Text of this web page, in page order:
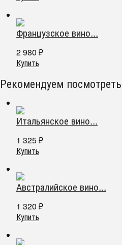
Французское вино...
2 980 ₽
Купить
Рекомендуем посмотреть
Итальянское вино...
1 325 ₽
Купить
Австралийское вино...
1 320 ₽
Купить